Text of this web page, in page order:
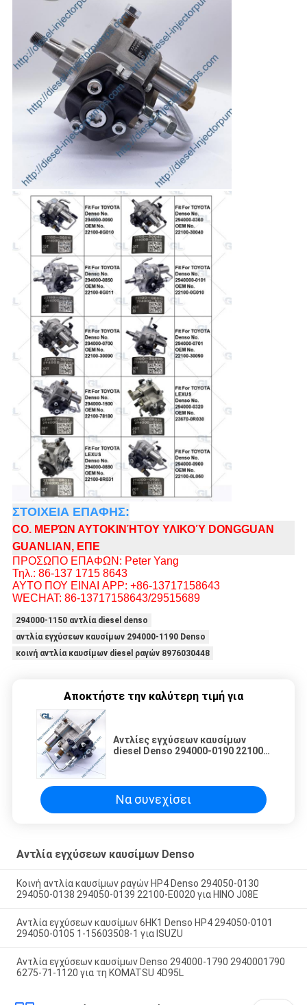
ΣΤΟΙΧΕΙΑ ΕΠΑΦΗΣ:
CO. ΜΕΡΏΝ ΑΥΤΟΚΙΝΉΤΟΥ ΥΛΙΚΟΎ DONGGUAN
GUANLIAN, ΕΠΕ
ΠΡΟΣΩΠΟ ΕΠΑΦΩΝ: Peter Yang
Τηλ.: 86-137 1715 8643
ΑΥΤΟ ΠΟΥ ΕΙΝΑΙ APP: +86-13717158643
WECHAT: 86-13717158643/29515689
294000-1150 αντλία diesel denso
αντλία εγχύσεων καυσίμων 294000-1190 Denso
κοινή αντλία καυσίμων diesel ραγών 8976030448
Αποκτήστε την καλύτερη τιμή για
Αντλίες εγχύσεων καυσίμων
diesel Denso 294000-0190 22100-
Να συνεχίσει
Αντλία εγχύσεων καυσίμων Denso
Κοινή αντλία καυσίμων ραγών HP4 Denso 294050-0130
294050-0138 294050-0139 22100-E0020 για HINO J08E
Αντλία εγχύσεων καυσίμων 6HK1 Denso HP4 294050-0101
294050-0105 1-15603508-1 για ISUZU
Αντλία εγχύσεων καυσίμων Denso 294000-1790 2940001790
6275-71-1120 για τη KOMATSU 4D95L